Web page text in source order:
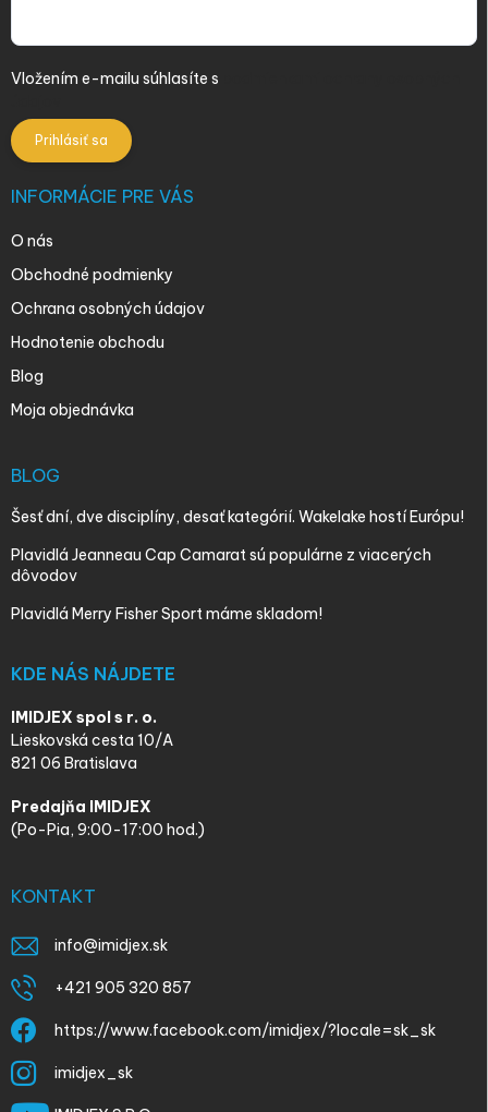
Vložením e-mailu súhlasíte s
Prihlásiť sa
INFORMÁCIE PRE VÁS
O nás
Obchodné podmienky
Ochrana osobných údajov
Hodnotenie obchodu
Blog
Moja objednávka
BLOG
Šesť dní, dve disciplíny, desať kategórií. Wakelake hostí Európu!
Plavidlá Jeanneau Cap Camarat sú populárne z viacerých
dôvodov
Plavidlá Merry Fisher Sport máme skladom!
KDE NÁS NÁJDETE
IMIDJEX spol s r. o.
Lieskovská cesta 10/A
821 06 Bratislava
Predajňa IMIDJEX
(Po-Pia, 9:00-17:00 hod.)
KONTAKT
info@imidjex.sk
+421 905 320 857
https://www.facebook.com/imidjex/?locale=sk_sk
imidjex_sk